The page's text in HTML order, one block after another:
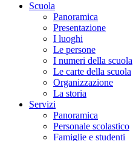
Scuola
Panoramica
Presentazione
I luoghi
Le persone
I numeri della scuola
Le carte della scuola
Organizzazione
La storia
Servizi
Panoramica
Personale scolastico
Famiglie e studenti